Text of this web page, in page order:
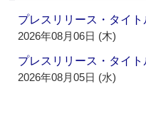
プレスリリース・タイ
2026年08月06日 (木)
プレスリリース・タイ
2026年08月05日 (水)